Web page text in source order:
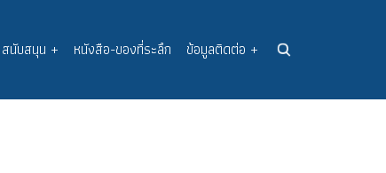
สนับสนุน + หนังสือ-ของที่ระลึก ข้อมูลติดต่อ +